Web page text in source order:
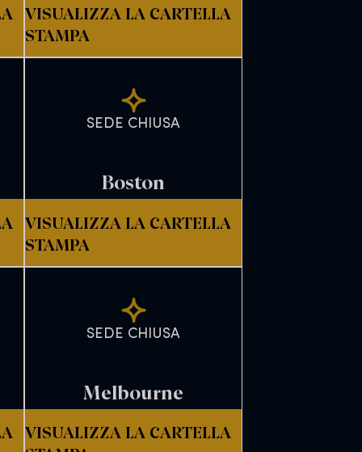
VISUALIZZA LA CARTELLA
STAMPA
SEDE CHIUSA
Boston
VISUALIZZA LA CARTELLA
STAMPA
SEDE CHIUSA
Melbourne
VISUALIZZA LA CARTELLA